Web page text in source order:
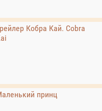
Кобра Кай. Cobra
принц